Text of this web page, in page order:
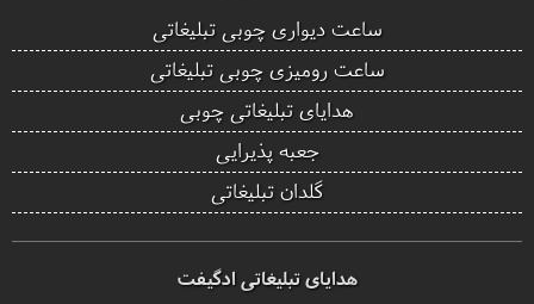
ساعت دیواری چوبی تبلیغاتی
ساعت رومیزی چوبی تبلیغاتی
هدایای تبلیغاتی چوبی
جعبه پذیرایی
گلدان تبلیغاتی
هدایای تبلیغاتی ادگیفت